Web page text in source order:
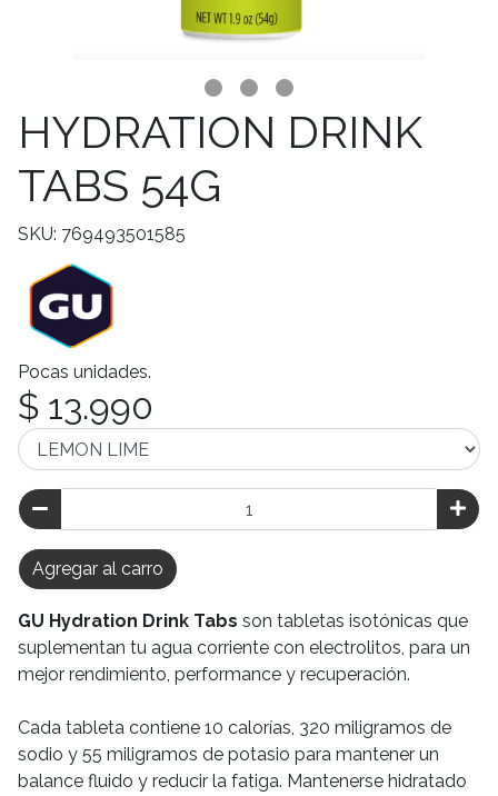
HYDRATION DRINK
TABS 54G
SKU: 769493501585
Pocas unidades.
$ 13.990
Agregar al carro
GU Hydration Drink Tabs son tabletas isotónicas que
suplementan tu agua corriente con electrolitos, para un
mejor rendimiento, performance y recuperación.
Cada tableta contiene 10 calorías, 320 miligramos de
sodio y 55 miligramos de potasio para mantener un
balance fluido y reducir la fatiga. Mantenerse hidratado